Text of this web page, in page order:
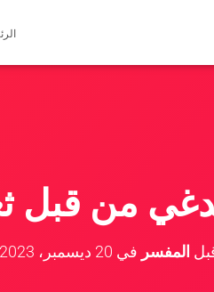
من قبل
المفسر في 20 ديسمبر، 2023